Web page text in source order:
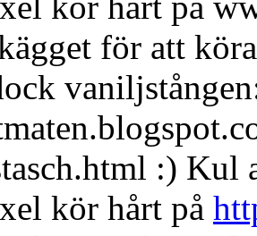
för att
:) Kul
kör hårt på